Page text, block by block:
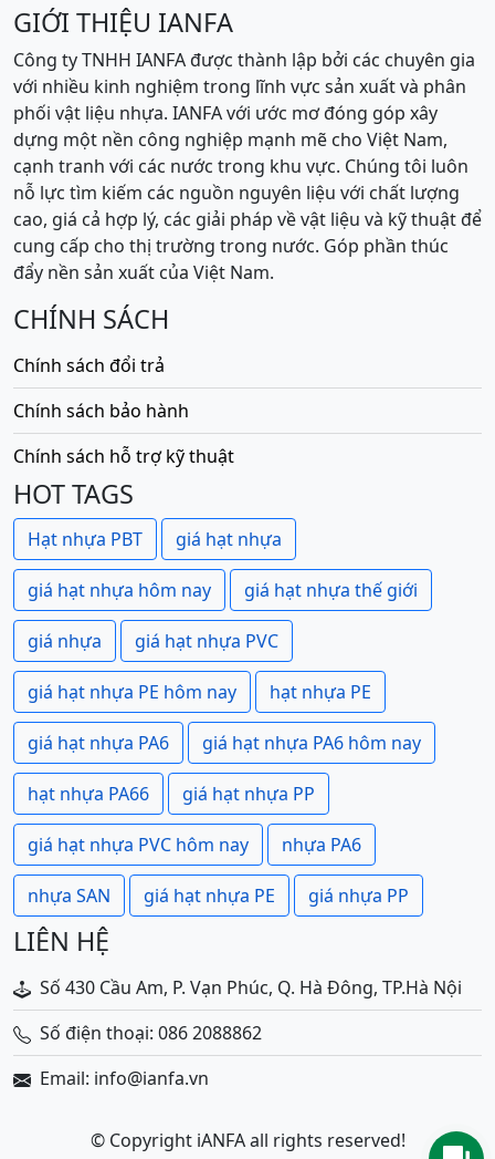
GIỚI THIỆU IANFA
Công ty TNHH IANFA được thành lập bởi các chuyên gia
với nhiều kinh nghiệm trong lĩnh vực sản xuất và phân
phối vật liệu nhựa. IANFA với ước mơ đóng góp xây
dựng một nền công nghiệp mạnh mẽ cho Việt Nam,
cạnh tranh với các nước trong khu vực. Chúng tôi luôn
nỗ lực tìm kiếm các nguồn nguyên liệu với chất lượng
cao, giá cả hợp lý, các giải pháp về vật liệu và kỹ thuật để
cung cấp cho thị trường trong nước. Góp phần thúc
đẩy nền sản xuất của Việt Nam.
CHÍNH SÁCH
Chính sách đổi trả
Chính sách bảo hành
Chính sách hỗ trợ kỹ thuật
HOT TAGS
Hạt nhựa PBT giá hạt nhựa
giá hạt nhựa hôm nay giá hạt nhựa thế giới
giá nhựa giá hạt nhựa PVC
giá hạt nhựa PE hôm nay hạt nhựa PE
giá hạt nhựa PA6 giá hạt nhựa PA6 hôm nay
hạt nhựa PA66 giá hạt nhựa PP
giá hạt nhựa PVC hôm nay nhựa PA6
nhựa SAN giá hạt nhựa PE giá nhựa PP
LIÊN HỆ
Số 430 Cầu Am, P. Vạn Phúc, Q. Hà Đông, TP.Hà Nội
Số điện thoại: 086 2088862
Email: info@ianfa.vn
© Copyright iANFA all rights reserved!